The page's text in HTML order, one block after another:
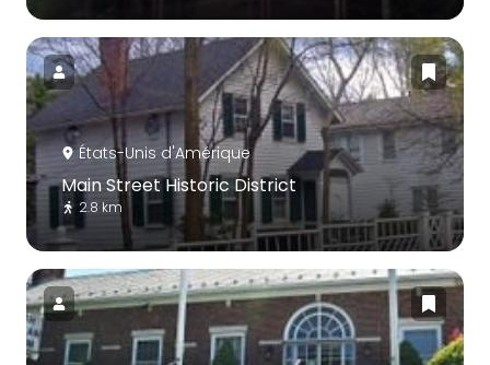
États-Unis d'Amérique
Main Street Historic District
2.8 km